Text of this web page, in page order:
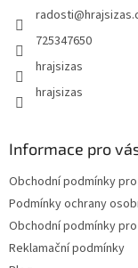
radosti@
725347650
hrajsizas
hrajsizas
Informace pro
Obchodní podmínky
Podmínky ochrany
Obchodní podmínky
Reklamační podmínky